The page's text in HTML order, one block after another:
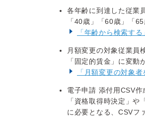
各年齢に到達した従業
「40歳」「60歳」「
「年齢から検索す
月額変更の対象従業員
「固定的賃金」に変
「月額変更の対象
電子申請 添付用CSV作
「資格取得時決定」
に必要となる、CSVフ